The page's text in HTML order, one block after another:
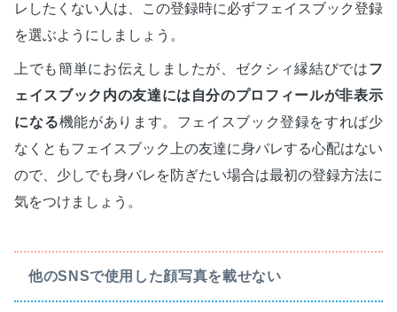
レしたくない人は、この登録時に必ずフェイスブック登録
を選ぶようにしましょう。
上でも簡単にお伝えしましたが、ゼクシィ縁結びではフ
ェイスブック内の友達には自分のプロフィールが非表示
になる機能があります。フェイスブック登録をすれば少
なくともフェイスブック上の友達に身バレする心配はない
ので、少しでも身バレを防ぎたい場合は最初の登録方法に
気をつけましょう。
他のSNSで使用した顔写真を載せない